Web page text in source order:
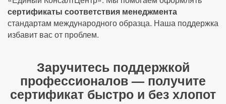
сертификаты соответствия менеджмента
стандартам международного образца. Наша поддержка
избавит вас от проблем.
Заручитесь поддержкой
профессионалов — получите
сертификат быстро и без хлопот